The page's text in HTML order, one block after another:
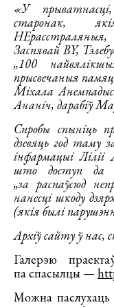
«У
старонак,
НЕрасстраляныя,
Заспявай BY,
„100
прысвечаныя
Міхала
Ананіч, дарабіў
Спробы спыніць
дзевяць год таму
інфармацыі
што доступ да
„за распаўсюд
нанесці шкоду
(якія былі
Архіў сайту ў нас,
Галерэю
па спасылцы —
Можна